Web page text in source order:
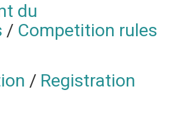
du
/ Competition rules
/ Registration